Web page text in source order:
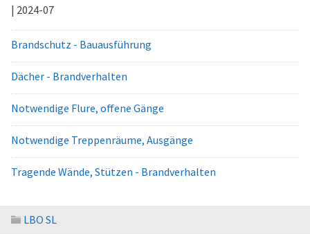
| 2024-07
Brandschutz - Bauausführung
Dächer - Brandverhalten
Notwendige Flure, offene Gänge
Notwendige Treppenräume, Ausgänge
Tragende Wände, Stützen - Brandverhalten
LBO SL